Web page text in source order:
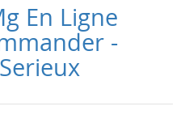
En Ligne
-